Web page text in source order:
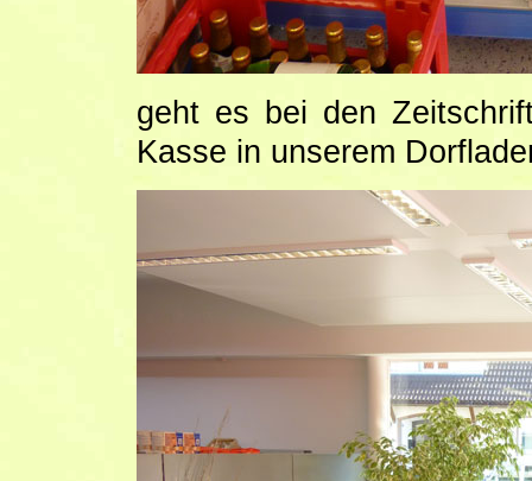
geht es bei den
Kasse in unserem